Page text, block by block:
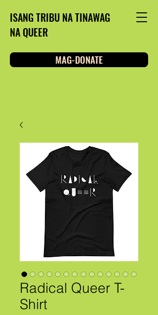
ISANG TRIBU NA TINAWAG
NA QUEER
MAG-DONATE
Radical Queer T-
Shirt